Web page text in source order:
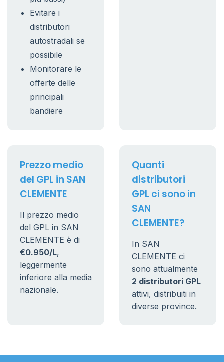
Evitare i
distributori
autostradali se
possibile
Monitorare le
offerte delle
principali
bandiere
Prezzo medio
del GPL in SAN
CLEMENTE
Il prezzo medio
del GPL in SAN
CLEMENTE è di
€0.950/L,
leggermente
inferiore alla media
nazionale.
Quanti
distributori
GPL ci sono in
SAN
CLEMENTE?
In SAN
CLEMENTE ci
sono attualmente
2 distributori GPL
attivi, distribuiti in
diverse province.